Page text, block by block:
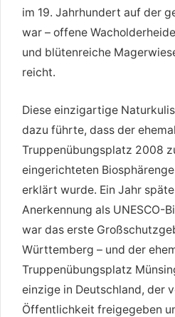
im 19. Jahrhundert auf der
war – offene
und blütenreiche
reicht.
Diese einzigartige
dazu führte, dass der
Truppenübungsplatz 2008
eingerichteten
erklärt wurde. Ein Jahr
Anerkennung als UNESCO-
war das erste
Württemberg – und der
Truppenübungsplatz
einzige in Deutschland, der
Öffentlichkeit freigegeben